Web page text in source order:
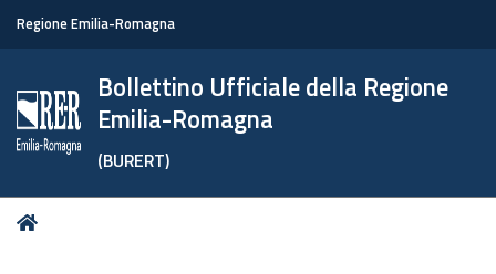
Regione Emilia-Romagna
Bollettino Ufficiale della Regione
Emilia-Romagna
(BURERT)
Tu